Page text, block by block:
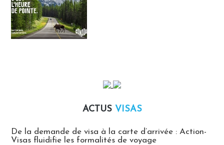
ACTUS VISAS
De la demande de visa à la carte d’arrivée : Action-
Visas fluidifie les formalités de voyage